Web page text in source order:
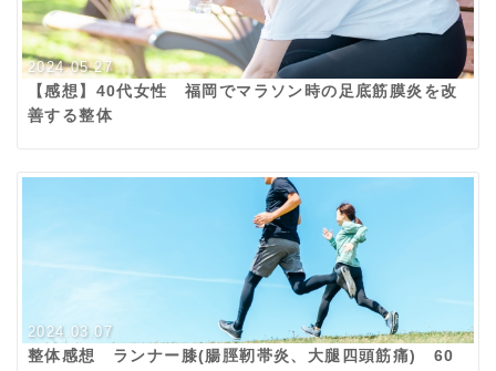
2024.05.27
【感想】40代女性 福岡でマラソン時の足底筋膜炎を改
善する整体
2024.03.07
整体感想 ランナー膝(腸脛靭帯炎、大腿四頭筋痛) 60